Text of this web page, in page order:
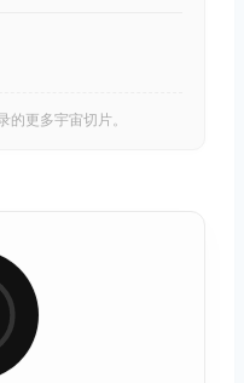
的更多宇宙切片。